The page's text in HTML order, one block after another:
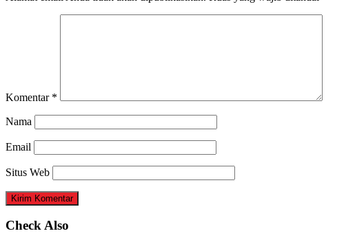
Komentar *
Nama
Email
Situs Web
Check Also